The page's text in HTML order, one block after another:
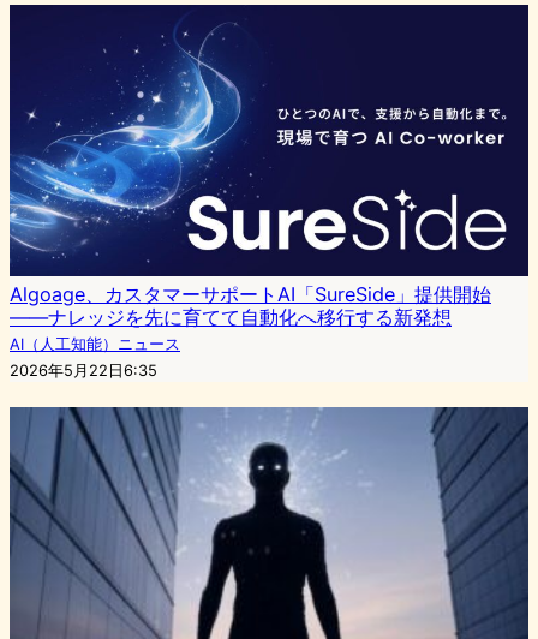
Algoage、カスタマーサポートAI「SureSide」提供開始
——ナレッジを先に育てて自動化へ移行する新発想
AI（人工知能）ニュース
2026年5月22日6:35